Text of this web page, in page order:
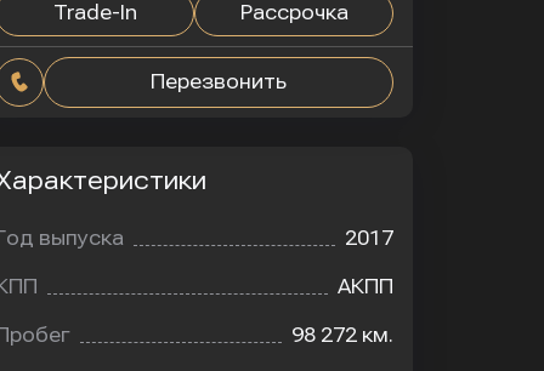
Trade-In Рассрочка
Перезвонить
выпуска 2017
АКПП
98 272 км.